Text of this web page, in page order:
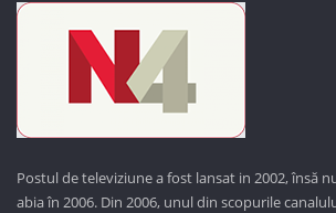
Postul de televiziune a fost lansat in 2002, însă
abia în 2006. Din 2006, unul din scopurile